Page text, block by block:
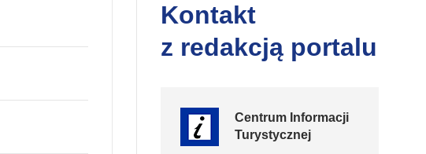
Kontakt
z redakcją portalu
Centrum Informacji
Turystycznej